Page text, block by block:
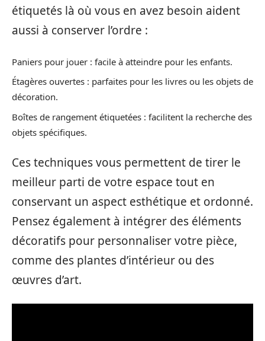
étiquetés là où vous en avez besoin aident
aussi à conserver l’ordre :
Paniers pour jouer : facile à atteindre pour les enfants.
Étagères ouvertes : parfaites pour les livres ou les objets de
décoration.
Boîtes de rangement étiquetées : facilitent la recherche des
objets spécifiques.
Ces techniques vous permettent de tirer le
meilleur parti de votre espace tout en
conservant un aspect esthétique et ordonné.
Pensez également à intégrer des éléments
décoratifs pour personnaliser votre pièce,
comme des plantes d’intérieur ou des
œuvres d’art.